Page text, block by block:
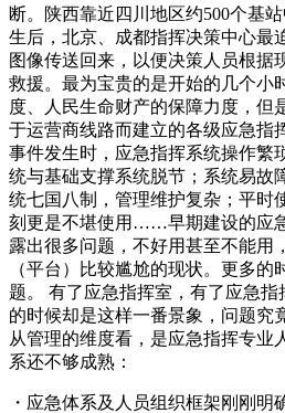
断。陕西靠近四川地区约500个基
生后，北京、成都指挥决策中心最
图像传送回来，以便决策人员根据
救援。最为宝贵的是开始的几个小
度、人民生命财产的保障力度，
于运营商线路而建立的各级应急指
事件发生时，应急指挥系统操作繁
统与基础支撑系统脱节；系统易故
统七国八制，管理维护复杂；平时
刻更是不堪使用……早期建设的应
露出很多问题，不好用甚至不能用
（平台）比较尴尬的现状。更多的
题。 有了应急指挥室，有了应急
的时候却是这样一番景象，问题究
从管理的维度看，是应急指挥专业
系还不够成熟：
・应急体系及人员组织框架刚刚